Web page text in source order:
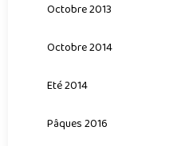
Octobre 2013
Octobre 2014
Eté 2014
Pâques 2016